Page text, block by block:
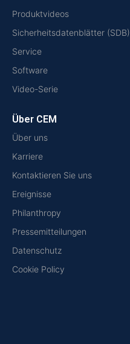
Produktvideos
Sicherheitsdatenblätter (SDB)
Service
Software
Video-Serie
Über CEM
Über uns
Karriere
Kontaktieren Sie uns
Ereignisse
Philanthropy
Pressemitteilungen
Datenschutz
Cookie Policy